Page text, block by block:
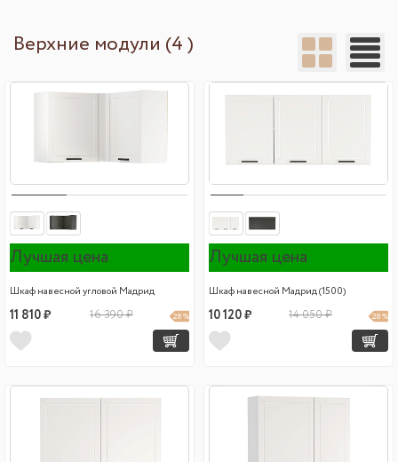
Верхние модули (4 )
Лучшая цена
Шкаф навесной угловой Мадрид
11 810 ₽ 16 390 ₽ 28 %
Лучшая цена
Шкаф навесной Мадрид (1500)
10 120 ₽ 14 050 ₽ 28 %